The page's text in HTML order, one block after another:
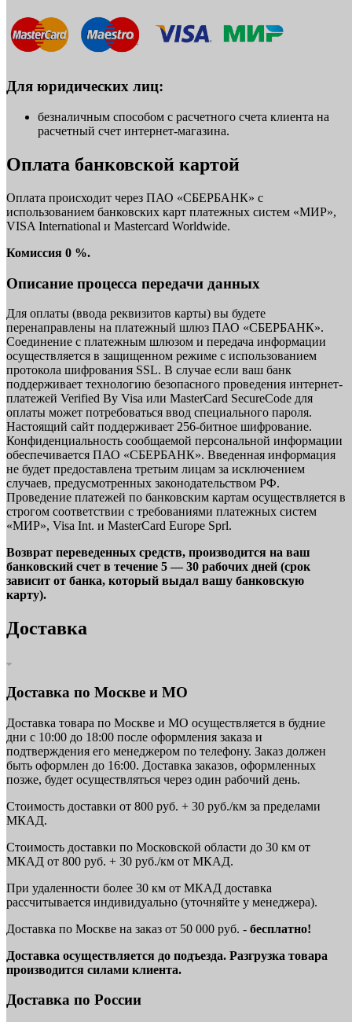
Для юридических лиц:
безналичным способом с расчетного счета клиента на
расчетный счет интернет-магазина.
Оплата банковской картой
Оплата происходит через ПАО «СБЕРБАНК» с
использованием банковских карт платежных систем «МИР»,
VISA International и Mastercard Worldwide.
Комиссия 0 %.
Описание процесса передачи данных
Для оплаты (ввода реквизитов карты) вы будете
перенаправлены на платежный шлюз ПАО «СБЕРБАНК».
Соединение с платежным шлюзом и передача информации
осуществляется в защищенном режиме с использованием
протокола шифрования SSL. В случае если ваш банк
поддерживает технологию безопасного проведения интернет-
платежей Verified By Visa или MasterCard SecureCode для
оплаты может потребоваться ввод специального пароля.
Настоящий сайт поддерживает 256-битное шифрование.
Конфиденциальность сообщаемой персональной информации
обеспечивается ПАО «СБЕРБАНК». Введенная информация
не будет предоставлена третьим лицам за исключением
случаев, предусмотренных законодательством РФ.
Проведение платежей по банковским картам осуществляется в
строгом соответствии с требованиями платежных систем
«МИР», Visa Int. и MasterCard Europe Sprl.
Возврат переведенных средств, производится на ваш
банковский счет в течение 5 — 30 рабочих дней (срок
зависит от банка, который выдал вашу банковскую
карту).
Доставка
Доставка по Москве и МО
Доставка товара по Москве и МО осуществляется в будние
дни с 10:00 до 18:00 после оформления заказа и
подтверждения его менеджером по телефону. Заказ должен
быть оформлен до 16:00. Доставка заказов, оформленных
позже, будет осуществляться через один рабочий день.
Стоимость доставки от 800 руб. + 30 руб./км за пределами
МКАД.
Стоимость доставки по Московской области до 30 км от
МКАД от 800 руб. + 30 руб./км от МКАД.
При удаленности более 30 км от МКАД доставка
рассчитывается индивидуально (уточняйте у менеджера).
Доставка по Москве на заказ от 50 000 руб. - бесплатно!
Доставка осуществляется до подъезда. Разгрузка товара
производится силами клиента.
Доставка по России